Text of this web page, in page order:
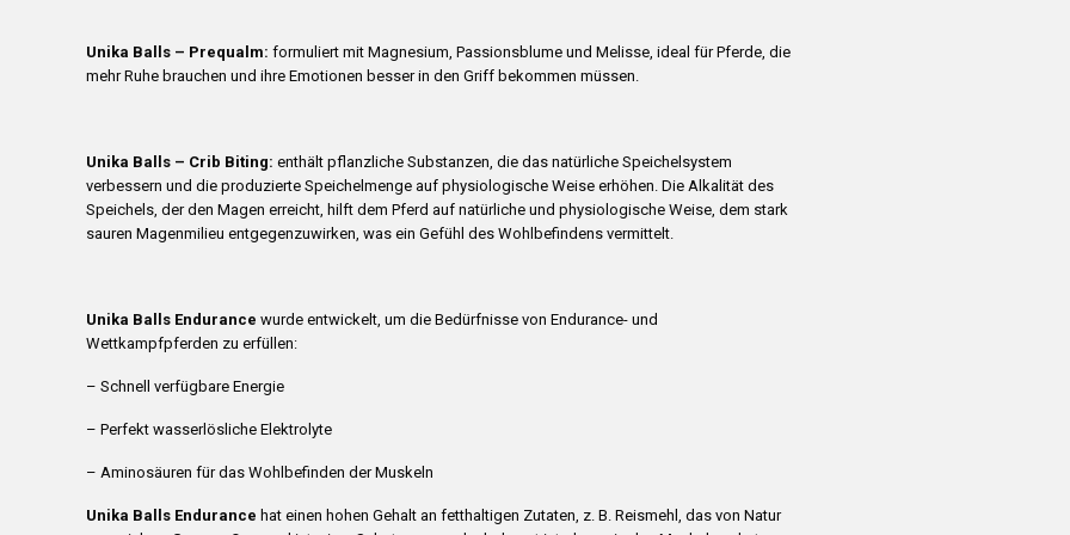
Unika Balls – Prequalm: formuliert mit Magnesium, Passionsblume und Melisse, ideal für Pferde, die
mehr Ruhe brauchen und ihre Emotionen besser in den Griff bekommen müssen.
Unika Balls – Crib Biting: enthält pflanzliche Substanzen, die das natürliche Speichelsystem
verbessern und die produzierte Speichelmenge auf physiologische Weise erhöhen. Die Alkalität des
Speichels, der den Magen erreicht, hilft dem Pferd auf natürliche und physiologische Weise, dem stark
sauren Magenmilieu entgegenzuwirken, was ein Gefühl des Wohlbefindens vermittelt.
Unika Balls Endurance wurde entwickelt, um die Bedürfnisse von Endurance- und
Wettkampfpferden zu erfüllen:
– Schnell verfügbare Energie
– Perfekt wasserlösliche Elektrolyte
– Aminosäuren für das Wohlbefinden der Muskeln
Unika Balls Endurance hat einen hohen Gehalt an fetthaltigen Zutaten, z. B. Reismehl, das von Natur